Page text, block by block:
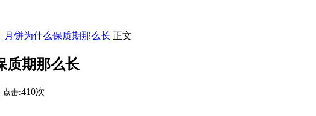
月饼为什么保质期那么长 正文
质期那么长
点击:410次